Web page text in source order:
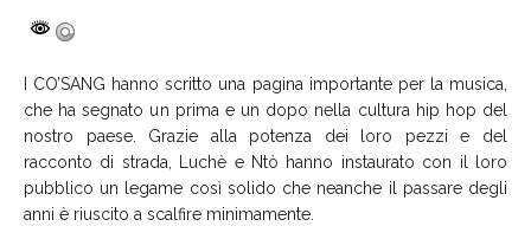
I CO’SANG hanno scritto una pagina importante per la musica,
che ha segnato un prima e un dopo nella cultura hip hop del
nostro paese. Grazie alla potenza dei loro pezzi e del
racconto di strada, Luchè e Ntò hanno instaurato con il loro
pubblico un legame così solido che neanche il passare degli
anni è riuscito a scalfire minimamente.